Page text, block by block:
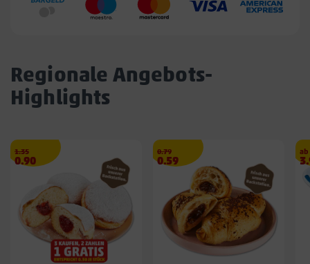
Regionale Angebots-
Highlights
Streichpreis
1.35€
Angebotspreis
0.90
Streichpreis
0.79€
Angebotspreis
0.59
ab